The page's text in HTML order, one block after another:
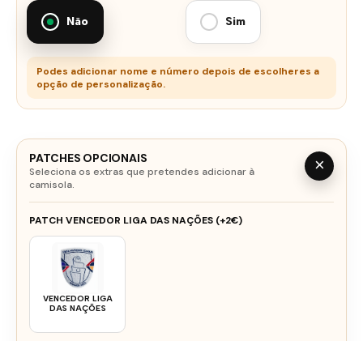
Não Sim
Podes adicionar nome e número depois de escolheres a
opção de personalização.
PATCHES OPCIONAIS
Seleciona os extras que pretendes adicionar à
camisola.
×
PATCH VENCEDOR LIGA DAS NAÇÕES (+2€)
VENCEDOR LIGA
DAS NAÇÕES